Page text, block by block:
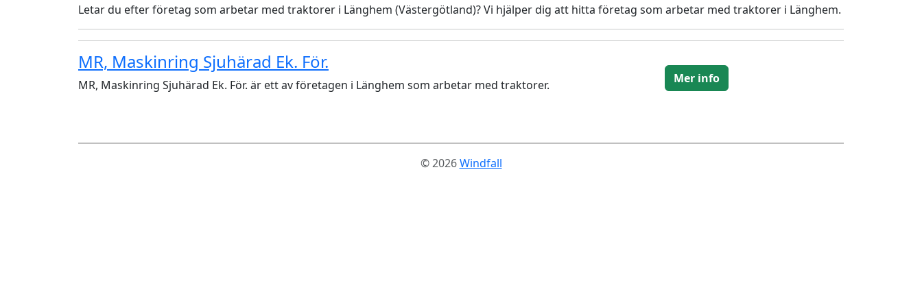
Letar du efter företag som arbetar med traktorer i Länghem (Västergötland)? Vi hjälper dig att hitta företag som arbetar med traktorer i Länghem.
MR, Maskinring Sjuhärad Ek. För.
MR, Maskinring Sjuhärad Ek. För. är ett av företagen i Länghem som arbetar med traktorer. Mer info
© 2026Windfall